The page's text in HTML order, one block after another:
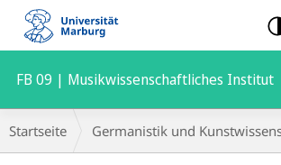
Mobile-
Navigation
FB 09 | Musikwissenschaftliches Institut
Breadcrumb-
Navigation
Startseite Germanistik und